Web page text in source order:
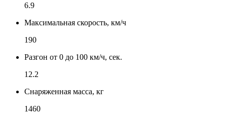
6.9
Максимальная скорость, км/ч
190
Разгон от 0 до 100 км/ч, сек.
12.2
Снаряженная масса, кг
1460